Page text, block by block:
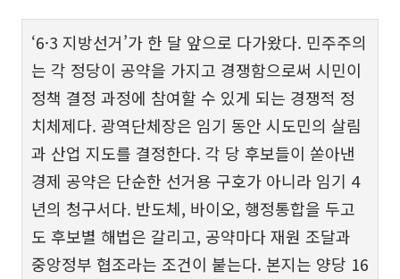
‘6·3 지방선거’가 한 달 앞으로 다가왔다. 민주주의
는 각 정당이 공약을 가지고 경쟁함으로써 시민이
정책 결정 과정에 참여할 수 있게 되는 경쟁적 정
치체제다. 광역단체장은 임기 동안 시도민의 살림
과 산업 지도를 결정한다. 각 당 후보들이 쏟아낸
경제 공약은 단순한 선거용 구호가 아니라 임기 4
년의 청구서다. 반도체, 바이오, 행정통합을 두고
도 후보별 해법은 갈리고, 공약마다 재원 조달과
중앙정부 협조라는 조건이 붙는다. 본지는 양당 16